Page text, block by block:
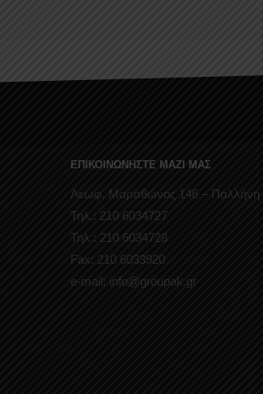
ΕΠΙΚΟΙΝΩΝΗΣΤΕ ΜΑΖΙ ΜΑΣ
Λεωφ. Μαραθώνος 146 – Παλλήνη
Τηλ.: 210 6034727
Τηλ.: 210 6034728
Fax: 210 6033920
e-mail: info@groupak.gr